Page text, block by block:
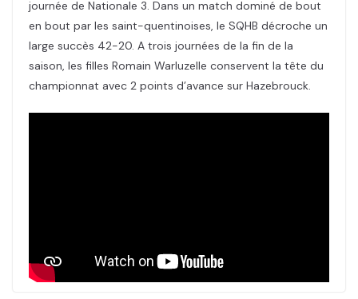
journée de Nationale 3. Dans un match dominé de bout
en bout par les saint-quentinoises, le SQHB décroche un
large succès 42-20. A trois journées de la fin de la
saison, les filles Romain Warluzelle conservent la tête du
championnat avec 2 points d’avance sur Hazebrouck.